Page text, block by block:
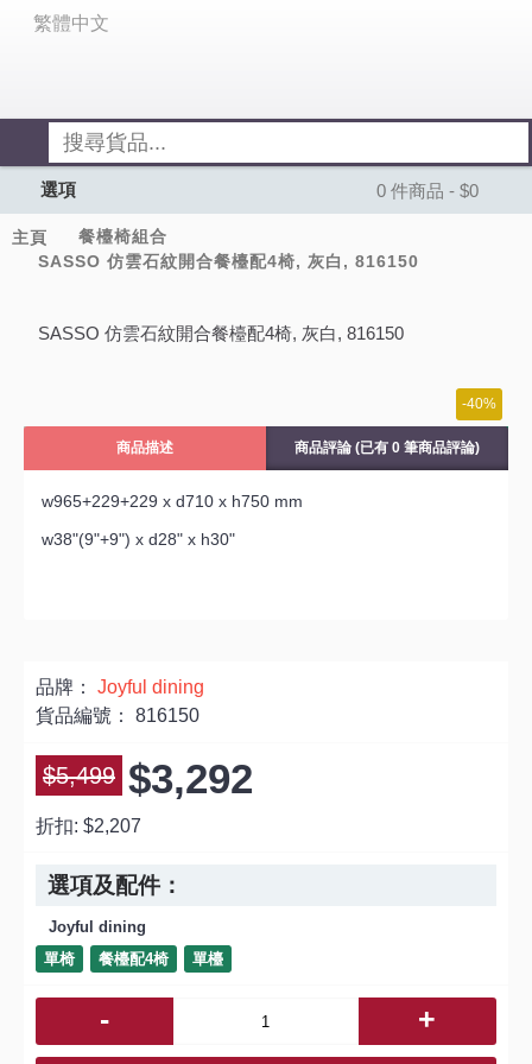
繁體中文
0 件商品 - $0
選項
主頁
餐檯椅組合
SASSO 仿雲石紋開合餐檯配4椅, 灰白, 816150
SASSO 仿雲石紋開合餐檯配4椅, 灰白, 816150
-40%
商品描述 商品評論 (已有 0 筆商品評論)
w965+229+229 x d710 x h750 mm
w38"(9"+9") x d28" x h30"
品牌： Joyful dining
貨品編號： 816150
$5,499 $3,292
折扣: $2,207
選項及配件：
Joyful dining
單椅
餐檯配4椅 單檯
- +